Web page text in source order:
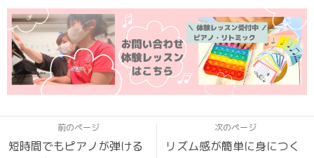
前のページ
短時間でもピアノが弾ける
次のページ
リズム感が簡単に身につく